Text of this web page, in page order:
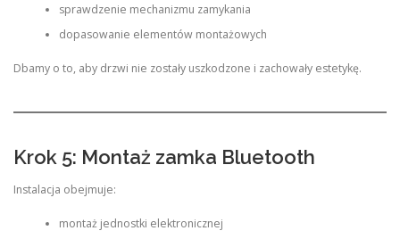
sprawdzenie mechanizmu zamykania
dopasowanie elementów montażowych
Dbamy o to, aby drzwi nie zostały uszkodzone i zachowały estetykę.
Krok 5: Montaż zamka Bluetooth
Instalacja obejmuje:
montaż jednostki elektronicznej